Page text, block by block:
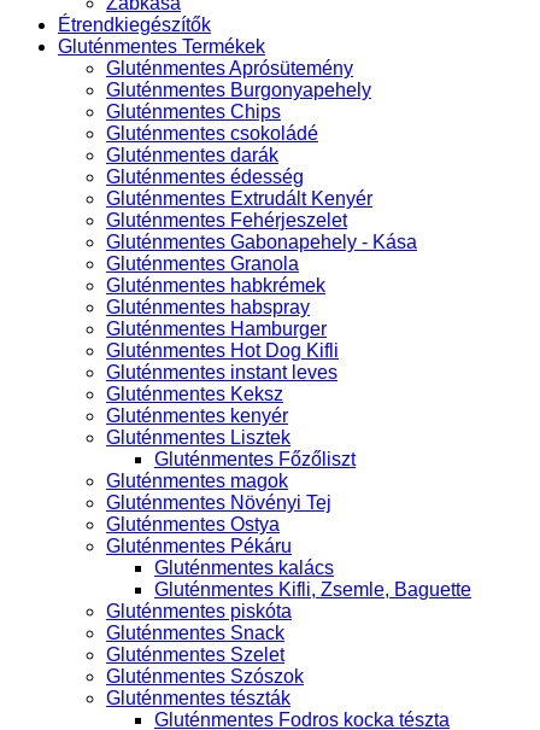
Étrendkiegészítők
Gluténmentes Termékek
Gluténmentes Aprósütemény
Gluténmentes Burgonyapehely
Gluténmentes Chips
Gluténmentes csokoládé
Gluténmentes darák
Gluténmentes édesség
Gluténmentes Extrudált Kenyér
Gluténmentes Fehérjeszelet
Gluténmentes Gabonapehely - Kása
Gluténmentes Granola
Gluténmentes habkrémek
Gluténmentes habspray
Gluténmentes Hamburger
Gluténmentes Hot Dog Kifli
Gluténmentes instant leves
Gluténmentes Keksz
Gluténmentes kenyér
Gluténmentes Lisztek
Gluténmentes Főzőliszt
Gluténmentes magok
Gluténmentes Növényi Tej
Gluténmentes Ostya
Gluténmentes Pékáru
Gluténmentes kalács
Gluténmentes Kifli, Zsemle, Baguette
Gluténmentes piskóta
Gluténmentes Snack
Gluténmentes Szelet
Gluténmentes Szószok
Gluténmentes tészták
Gluténmentes Fodros kocka tészta